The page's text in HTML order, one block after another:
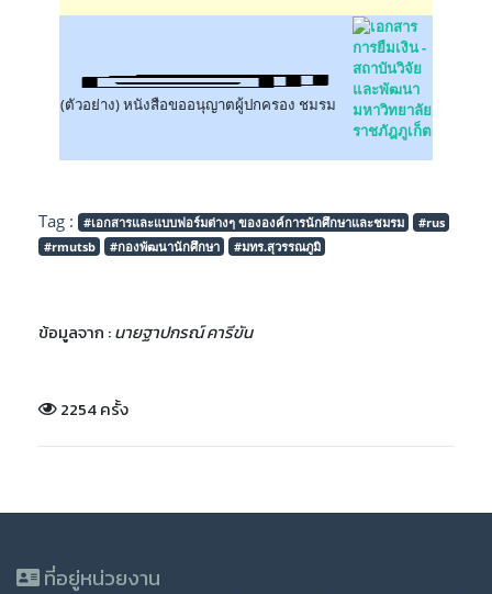
(ตัวอย่าง) หนังสือขออนุญาตผู้ปกครอง ชมรม
Tag : #เอกสารและแบบฟอร์มต่างๆ ขององค์การนักศึกษาและชมรม
#rus
#rmutsb
#กองพัฒนานักศึกษา #มทร.สุวรรณภูมิ
ข้อมูลจาก :นายฐาปกรณ์ คารีขัน
2254 ครั้ง
ที่อยู่หน่วยงาน